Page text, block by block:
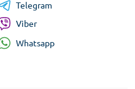
Telegram
Viber
Whatsapp